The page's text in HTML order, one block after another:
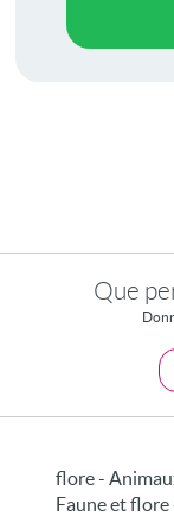
Que
flore -
Faune et flore